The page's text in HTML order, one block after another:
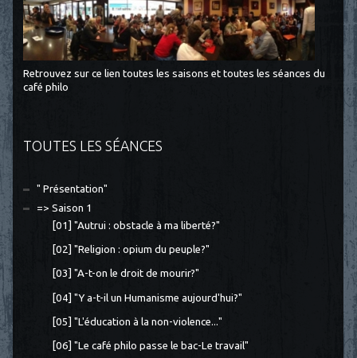
Retrouvez sur ce lien toutes les saisons et toutes les séances du
café philo
TOUTES LES SÉANCES
" Présentation"
=> Saison 1
[01] "Autrui : obstacle à ma liberté?"
[02] "Religion : opium du peuple?"
[03] "A-t-on le droit de mourir?"
[04] "Y a-t-il un Humanisme aujourd'hui?"
[05] "L'éducation à la non-violence..."
[06] "Le café philo passe le bac-Le travail"